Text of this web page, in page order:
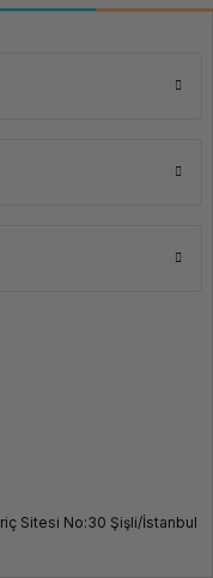
Sitesi No:30 Şişli/İstanbul